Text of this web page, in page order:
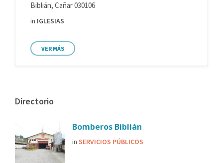
Biblián, Cañar 030106
in IGLESIAS
VER MÁS
Directorio
Bomberos Biblián
in SERVICIOS PÚBLICOS